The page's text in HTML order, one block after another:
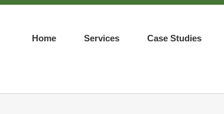
Home Services Case Studies